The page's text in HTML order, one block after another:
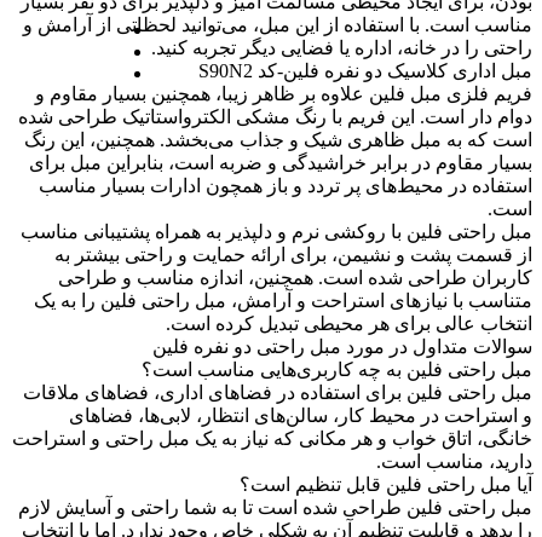
مناسب است. با استفاده از این مبل، می‌توانید لحظاتی از آرامش و
راحتی را در خانه، اداره یا فضایی دیگر تجربه کنید.
مبل اداری کلاسیک دو نفره فلین-کد S90N2
فریم فلزی مبل فلین علاوه بر ظاهر زیبا، همچنین بسیار مقاوم و
دوام دار است. این فریم با رنگ مشکی الکترواستاتیک طراحی شده
است که به مبل ظاهری شیک و جذاب می‌بخشد. همچنین، این رنگ
بسیار مقاوم در برابر خراشیدگی و ضربه است، بنابراین مبل برای
استفاده در محیط‌های پر تردد و باز همچون ادارات بسیار مناسب
است.
مبل راحتی فلین با روکشی نرم و دلپذیر به همراه پشتیبانی مناسب
از قسمت پشت و نشیمن، برای ارائه حمایت و راحتی بیشتر به
کاربران طراحی شده است. همچنین، اندازه مناسب و طراحی
متناسب با نیازهای استراحت و آرامش، مبل راحتی فلین را به یک
انتخاب عالی برای هر محیطی تبدیل کرده است.
سوالات متداول در مورد مبل راحتی دو نفره فلین
مبل راحتی فلین به چه کاربری‌هایی مناسب است؟
مبل راحتی فلین برای استفاده در فضاهای اداری، فضاهای ملاقات
و استراحت در محیط کار، سالن‌های انتظار، لابی‌ها، فضاهای
خانگی، اتاق خواب و هر مکانی که نیاز به یک مبل راحتی و استراحت
دارید، مناسب است.
آیا مبل راحتی فلین قابل تنظیم است؟
مبل راحتی فلین طراحی شده است تا به شما راحتی و آسایش لازم
را بدهد و قابلیت تنظیم آن به شکلی خاص وجود ندارد. اما با انتخاب